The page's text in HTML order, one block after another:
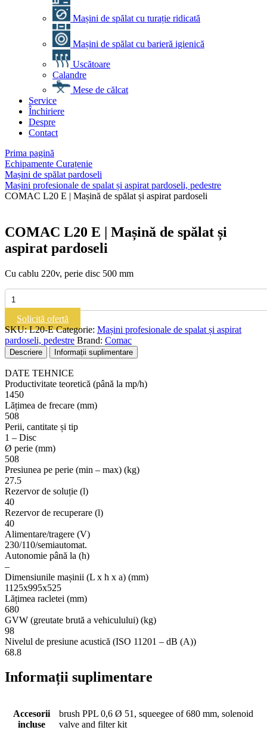
Mașini de spălat cu turație ridicată
Mașini de spălat cu barieră igienică
Uscătoare
Calandre
Mese de călcat
Service
Închiriere
Despre
Contact
Prima pagină
Echipamente Curațenie
Mașini de spălat pardoseli
Mașini profesionale de spalat și aspirat pardoseli, pedestre
COMAC L20 E | Mașină de spălat și aspirat pardoseli
COMAC L20 E | Mașină de spălat și
aspirat pardoseli
Cu cablu 220v, perie disc 500 mm
Cantitate
COMAC
L20
E
|
Mașină
de
spălat
și
aspirat
pardoseli
Solicită ofertă
SKU:L20-E Categorie: Mașini profesionale de spalat și aspirat
pardoseli, pedestre Brand: Comac
Descriere Informații suplimentare
DATE TEHNICE
Productivitate teoretică (până la mp/h)
1450
Lățimea de frecare (mm)
508
Perii, cantitate și tip
1 – Disc
Ø perie (mm)
508
Presiunea pe perie (min – max) (kg)
27.5
Rezervor de soluție (l)
40
Rezervor de recuperare (l)
40
Alimentare/tragere (V)
230/110/semiautomat.
Autonomie până la (h)
–
Dimensiunile mașinii (L x h x a) (mm)
1125x995x525
Lățimea racletei (mm)
680
GVW (greutate brută a vehiculului) (kg)
98
Nivelul de presiune acustică (ISO 11201 – dB (A))
68.8
Informații suplimentare
Accesorii
incluse
brush PPL 0,6 Ø 51, squeegee of 680 mm, solenoid
valve and filter kit